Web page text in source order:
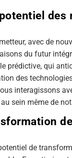
avec de
du futur
prédictive, qui
des
interagissons
sein même de
de